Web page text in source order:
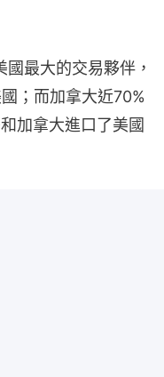
最大的交易夥伴，
；而加拿大近70%
加拿大進口了美國